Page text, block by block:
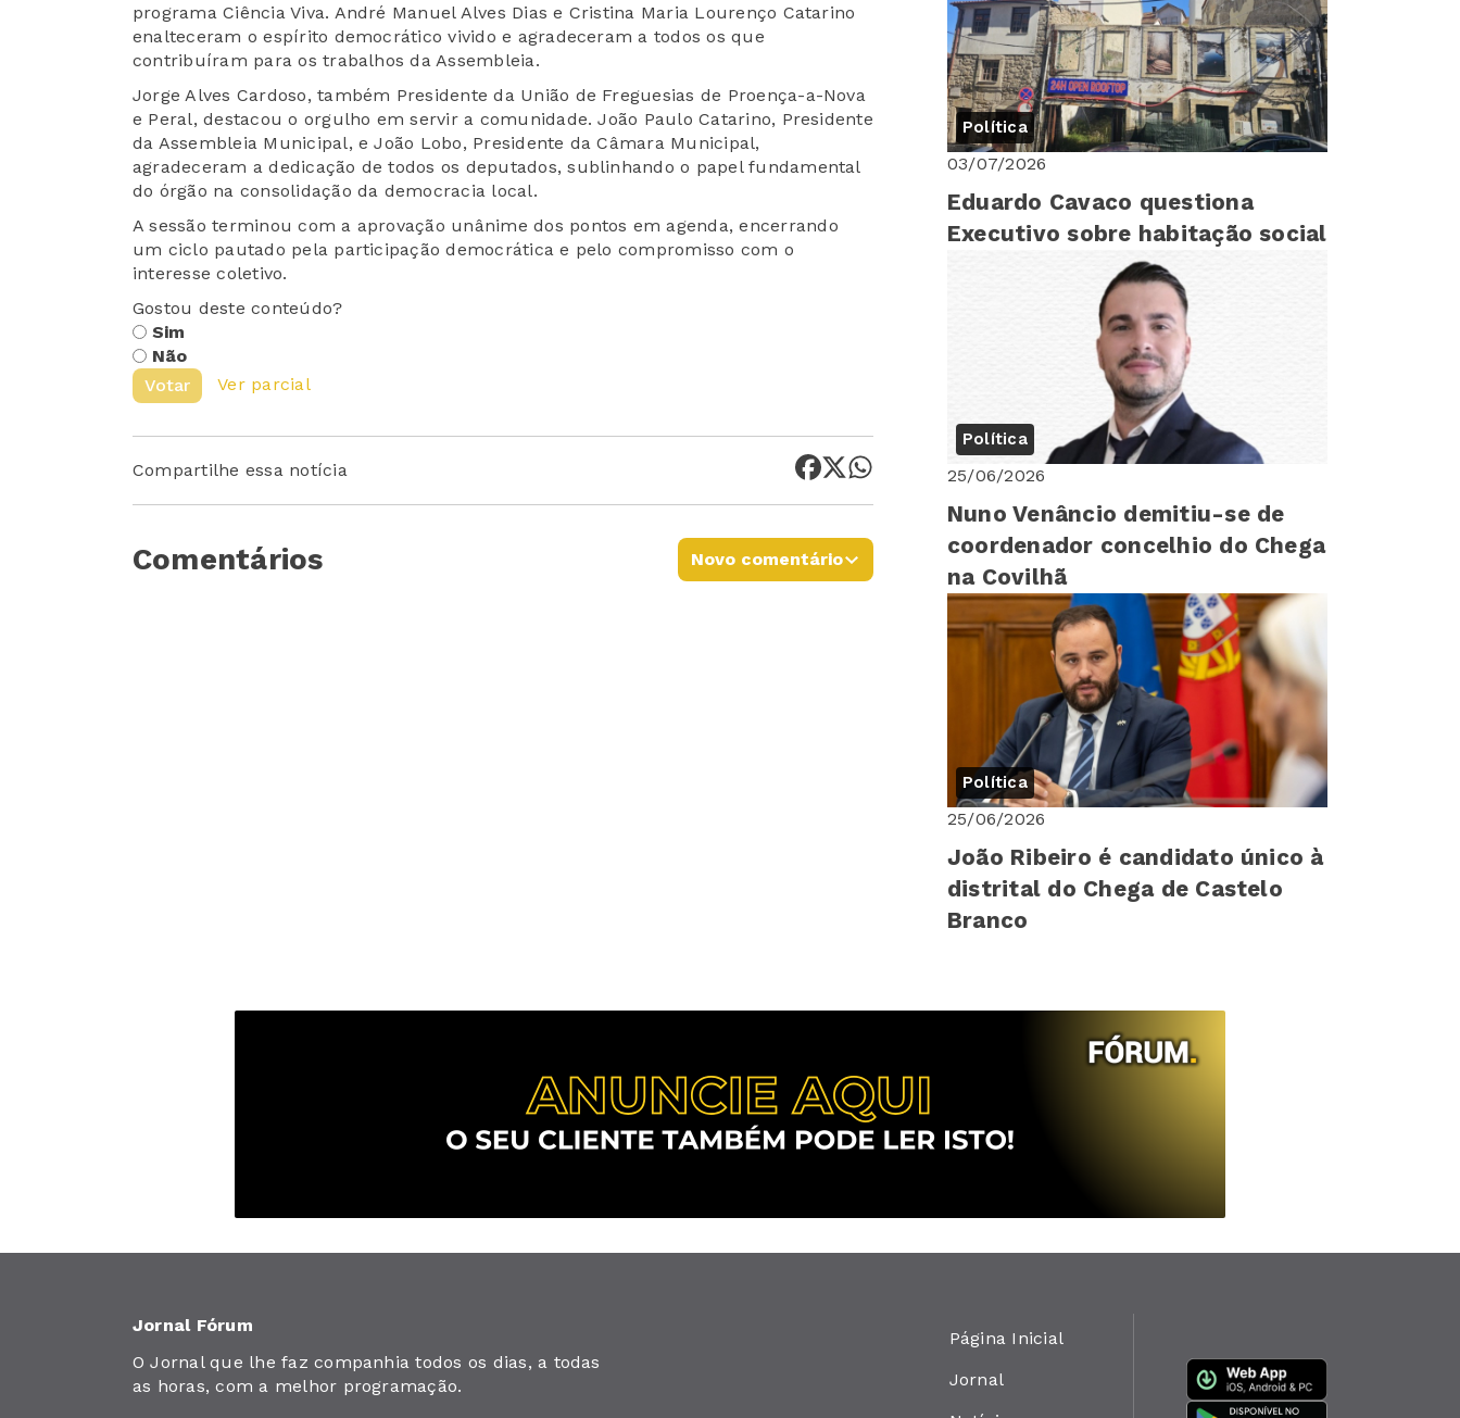
programa Ciência Viva. André Manuel Alves Dias e Cristina Maria Lourenço Catarino
enalteceram o espírito democrático vivido e agradeceram a todos os que
contribuíram para os trabalhos da Assembleia.
Jorge Alves Cardoso, também Presidente da União de Freguesias de Proença-a-Nova
e Peral, destacou o orgulho em servir a comunidade. João Paulo Catarino, Presidente
da Assembleia Municipal, e João Lobo, Presidente da Câmara Municipal,
agradeceram a dedicação de todos os deputados, sublinhando o papel fundamental
do órgão na consolidação da democracia local.
A sessão terminou com a aprovação unânime dos pontos em agenda, encerrando
um ciclo pautado pela participação democrática e pelo compromisso com o
interesse coletivo.
Gostou deste conteúdo?
Sim
Não
Votar
Ver parcial
Compartilhe essa notícia
Comentários Novo comentário
Política
03/07/2026
Eduardo Cavaco questiona
Executivo sobre habitação social
Política
25/06/2026
Nuno Venâncio demitiu-se de
coordenador concelhio do Chega
na Covilhã
Política
25/06/2026
João Ribeiro é candidato único à
distrital do Chega de Castelo
Branco
Jornal Fórum
O Jornal que lhe faz companhia todos os dias, a todas
as horas, com a melhor programação.
Página Inicial
Jornal